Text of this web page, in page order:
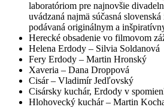
laboratóriom pre najnovšie
uvádzaná najmä súčasná
podávaná originálnym a
Herecké obsadenie vo filmovom
Helena Erdody – Silvia Soldanová
Fery Erdody – Martin Hronský
Xaveria – Dana Droppová
Cisár – Vladimír Jedľovský
Cisársky kuchár, Erdody v
Hlohovecký kuchár – Martin